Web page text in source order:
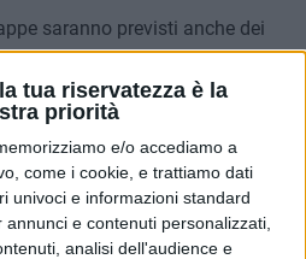
tua riservatezza è la
priorità
e/o accediamo a
come i cookie, e trattiamo dati
univoci e informazioni standard
e contenuti personalizzati,
analisi dell'audience e
saranno previsti anche dei
sociale e sanitario, curati
era presente alla conferenza
Michele Ciniero, per le
alunni saranno seguiti dallo Staff
delle discipline. È prevista
giornata, grazie ai nostri
e ACQUA ORSINI.